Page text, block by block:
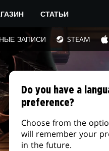
СТАТЬИ
ЗАПИСИ STEAM
Do you have a
preference?
Choose from the
will remember your
in the future.